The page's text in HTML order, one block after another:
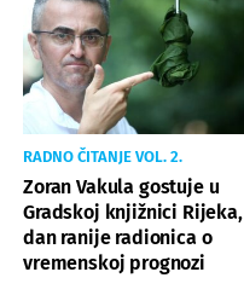
RADNO ČITANJE VOL. 2.
Zoran Vakula gostuje u
Gradskoj knjižnici Rijeka,
dan ranije radionica o
vremenskoj prognozi